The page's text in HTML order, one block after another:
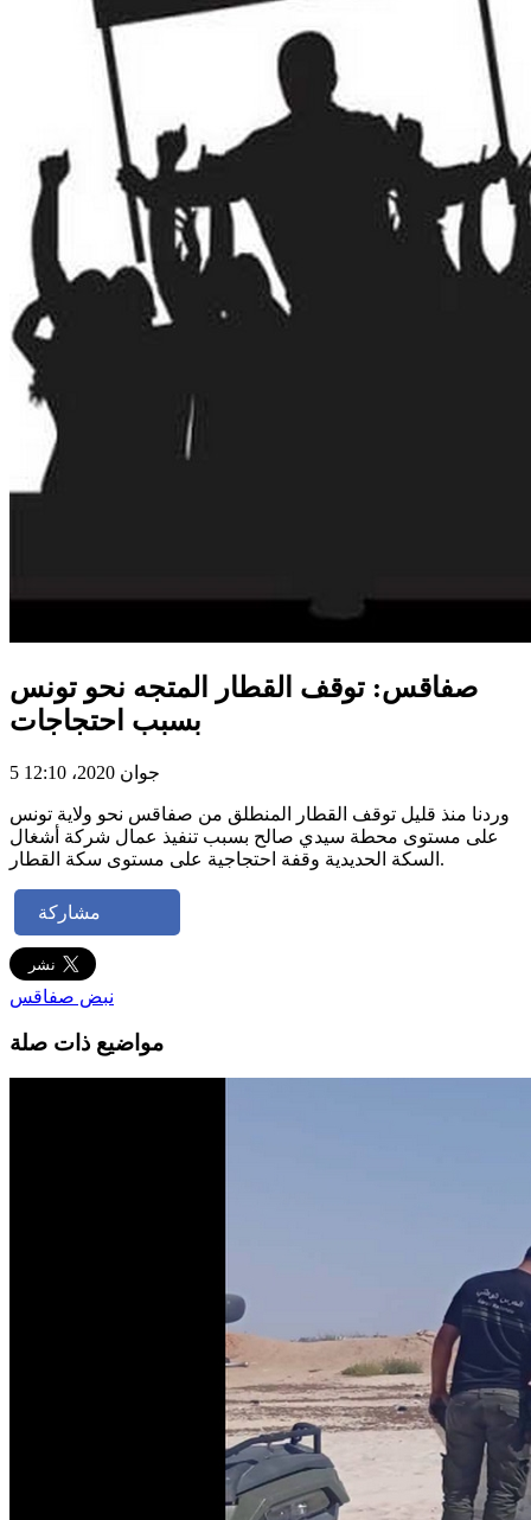
صفاقس: توقف القطار المتجه نحو تونس
بسبب احتجاجات
5 جوان 2020، 12:10
وردنا منذ قليل توقف القطار المنطلق من صفاقس نحو ولاية تونس
على مستوى محطة سيدي صالح بسبب تنفيذ عمال شركة أشغال
السكة الحديدية وقفة احتجاجية على مستوى سكة القطار.
مشاركة
نبض صفاقس
مواضيع ذات صلة